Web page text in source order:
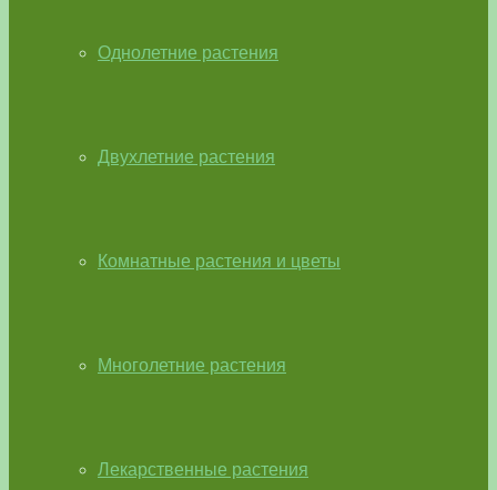
Однолетние растения
Двухлетние растения
Комнатные растения и цветы
Многолетние растения
Лекарственные растения